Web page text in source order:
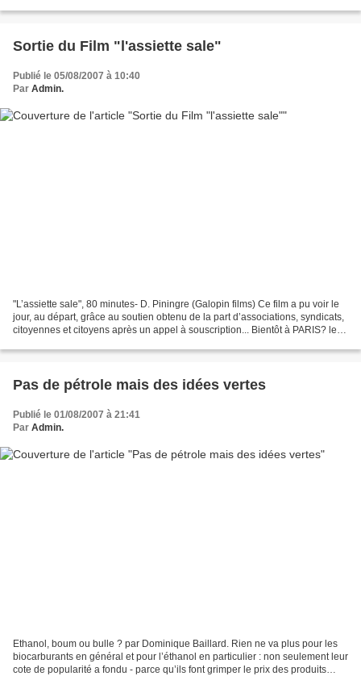
Sortie du Film "l'assiette sale"
Publié le 05/08/2007 à 10:40
Par Admin.
"L’assiette sale", 80 minutes- D. Piningre (Galopin films) Ce film a pu voir le
jour, au départ, grâce au soutien obtenu de la part d’associations, syndicats,
citoyennes et citoyens après un appel à souscription... Bientôt à PARIS? le
Pas de pétrole mais des idées vertes
Publié le 01/08/2007 à 21:41
Par Admin.
Ethanol, boum ou bulle ? par Dominique Baillard. Rien ne va plus pour les
biocarburants en général et pour l’éthanol en particulier : non seulement leur
cote de popularité a fondu - parce qu’ils font grimper le prix des produits